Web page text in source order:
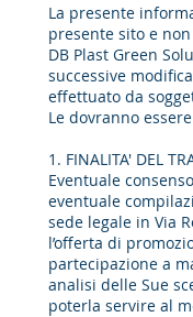
La presente
presente sito e
DB Plast Green
successive
effettuato da
Le dovranno
1. FINALITA' DEL
Eventuale
eventuale
sede legale in Via
l’offerta di
partecipazione a
analisi delle Sue
poterla servire al